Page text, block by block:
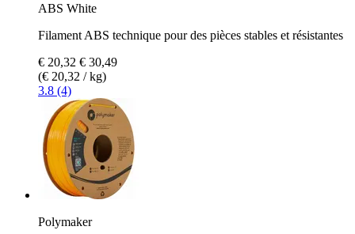
ABS White
Filament ABS technique pour des pièces stables et résistantes
€ 20,32 € 30,49
(€ 20,32 / kg)
3.8 (4)
Polymaker